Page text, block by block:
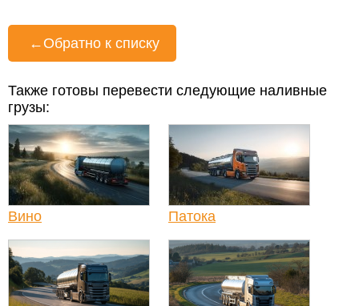
← Обратно к списку
Также готовы перевести следующие наливные
грузы:
Вино Патока